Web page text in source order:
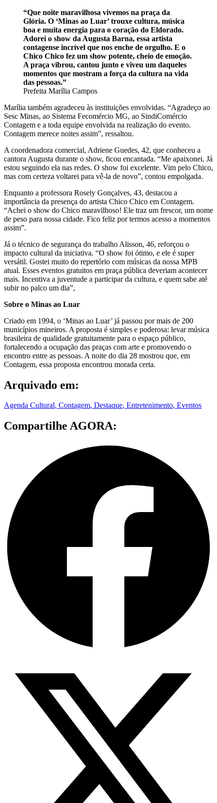
“Que noite maravilhosa vivemos na praça da
Glória. O ‘Minas ao Luar’ trouxe cultura, música
boa e muita energia para o coração do Eldorado.
Adorei o show da Augusta Barna, essa artista
contagense incrível que nos enche de orgulho. E o
Chico Chico fez um show potente, cheio de emoção.
A praça vibrou, cantou junto e viveu um daqueles
momentos que mostram a força da cultura na vida
das pessoas.”
Prefeita Marília Campos
Marília também agradeceu às instituições envolvidas. “Agradeço ao
Sesc Minas, ao Sistema Fecomércio MG, ao SindiComércio
Contagem e a toda equipe envolvida na realização do evento.
Contagem merece noites assim”, ressaltou.
A coordenadora comercial, Adriene Guedes, 42, que conheceu a
cantora Augusta durante o show, ficou encantada. “Me apaixonei. Já
estou seguindo ela nas redes. O show foi excelente. Vim pelo Chico,
mas com certeza voltarei para vê-la de novo”, contou empolgada.
Enquanto a professora Rosely Gonçalves, 43, destacou a
importância da presença do artista Chico Chico em Contagem.
“Achei o show do Chico maravilhoso! Ele traz um frescor, um nome
de peso para nossa cidade. Fico feliz por termos acesso a momentos
assim”.
Já o técnico de segurança do trabalho Alisson, 46, reforçou o
impacto cultural da iniciativa. “O show foi ótimo, e ele é super
versátil. Gostei muito do repertório com músicas da nossa MPB
atual. Esses eventos gratuitos em praça pública deveriam acontecer
mais. Incentiva a juventude a participar da cultura, e quem sabe até
subir no palco um dia”,
Sobre o Minas ao Luar
Criado em 1994, o ‘Minas ao Luar’ já passou por mais de 200
municípios mineiros. A proposta é simples e poderosa: levar música
brasileira de qualidade gratuitamente para o espaço público,
fortalecendo a ocupação das praças com arte e promovendo o
encontro entre as pessoas. A noite do dia 28 mostrou que, em
Contagem, essa proposta encontrou morada certa.
Arquivado em:
Agenda Cultural, Contagem, Destaque, Entretenimento, Eventos
Compartilhe AGORA: